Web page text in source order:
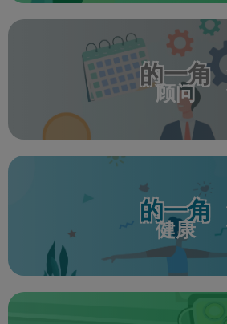
的一角
顾问
的一角
健康